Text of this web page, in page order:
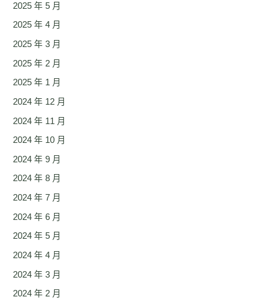
2025 年 5 月
2025 年 4 月
2025 年 3 月
2025 年 2 月
2025 年 1 月
2024 年 12 月
2024 年 11 月
2024 年 10 月
2024 年 9 月
2024 年 8 月
2024 年 7 月
2024 年 6 月
2024 年 5 月
2024 年 4 月
2024 年 3 月
2024 年 2 月